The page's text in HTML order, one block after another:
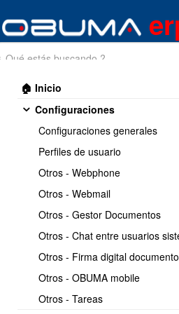
🏠 Inicio
Configuraciones
Configuraciones generales
Perfiles de usuario
Otros - Webphone
Otros - Webmail
Otros - Gestor Documentos
Otros - Chat entre usuarios
Otros - Firma digital
Otros - OBUMA mobile
Otros - Tareas
Inventario/Productos
Imprimir << Anterior
Manejo unidad
secundaria con